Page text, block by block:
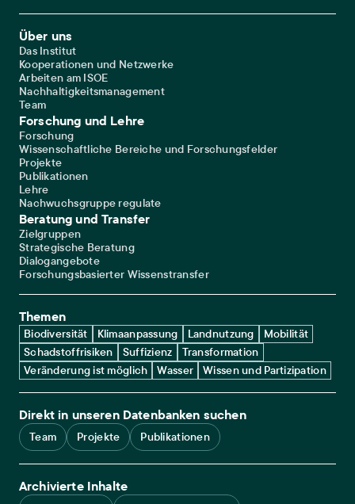
Footer Main Navigation
Über uns
Das Institut
Kooperationen und Netzwerke
Arbeiten am ISOE
Nachhaltigkeitsmanagement
Team
Forschung und Lehre
Forschung
Wissenschaftliche Bereiche und Forschungsfelder
Projekte
Publikationen
Lehre
Nachwuchsgruppe regulate
Beratung und Transfer
Zielgruppen
Strategische Beratung
Dialogangebote
Forschungsbasierter Wissenstransfer
Themen
Biodiversität Klimaanpassung Landnutzung
Mobilität
Schadstoffrisiken
Suffizienz
Transformation
Veränderung ist möglich
Wasser Wissen und Partizipation
Direkt in unseren Datenbanken suchen
Team Projekte Publikationen
Archivierte Inhalte